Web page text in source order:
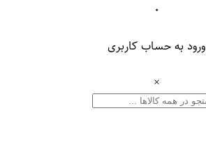
۰
ورود به حساب کاربری
×